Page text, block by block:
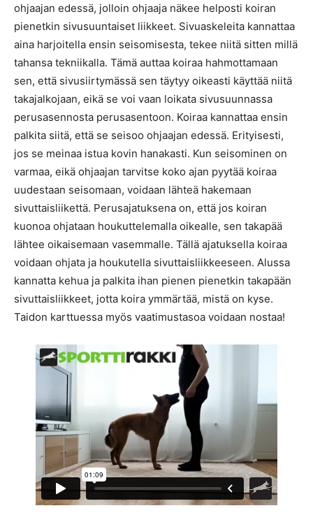
ohjaajan edessä, jolloin ohjaaja näkee helposti koiran
pienetkin sivusuuntaiset liikkeet. Sivuaskeleita kannattaa
aina harjoitella ensin seisomisesta, tekee niitä sitten millä
tahansa tekniikalla. Tämä auttaa koiraa hahmottamaan
sen, että sivusiirtymässä sen täytyy oikeasti käyttää niitä
takajalkojaan, eikä se voi vaan loikata sivusuunnassa
perusasennosta perusasentoon. Koiraa kannattaa ensin
palkita siitä, että se seisoo ohjaajan edessä. Erityisesti,
jos se meinaa istua kovin hanakasti. Kun seisominen on
varmaa, eikä ohjaajan tarvitse koko ajan pyytää koiraa
uudestaan seisomaan, voidaan lähteä hakemaan
sivuttaisliikettä. Perusajatuksena on, että jos koiran
kuonoa ohjataan houkuttelemalla oikealle, sen takapää
lähtee oikaisemaan vasemmalle. Tällä ajatuksella koiraa
voidaan ohjata ja houkutella sivuttaisliikkeeseen. Alussa
kannatta kehua ja palkita ihan pienen pienetkin takapään
sivuttaisliikkeet, jotta koira ymmärtää, mistä on kyse.
Taidon karttuessa myös vaatimustasoa voidaan nostaa!